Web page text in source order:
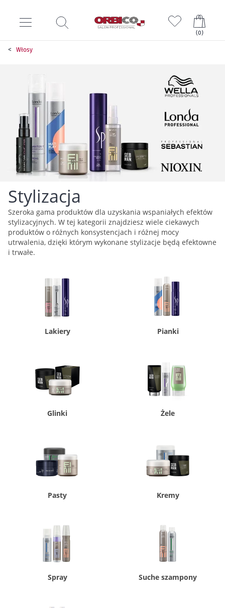
(0)
Włosy
Stylizacja
Szeroka gama produktów dla uzyskania wspaniałych efektów
stylizacyjnych. W tej kategorii znajdziesz wiele ciekawych
produktów o różnych konsystencjach i różnej mocy
utrwalenia, dzięki którym wykonane stylizacje będą efektowne
i trwałe.
Lakiery Pianki
Glinki Żele
Pasty Kremy
Spray Suche szampony